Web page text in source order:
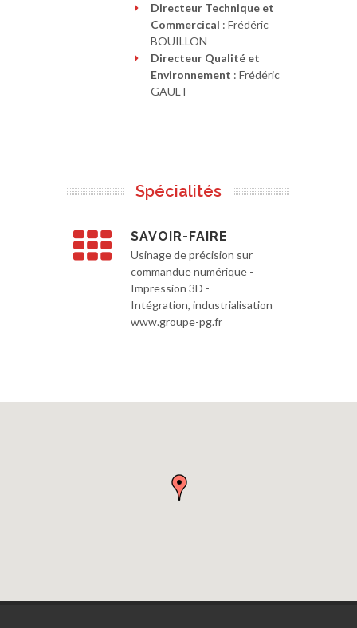
Directeur Technique et
Commercical : Frédéric
BOUILLON
Directeur Qualité et
Environnement : Frédéric
GAULT
Spécialités
SAVOIR-FAIRE
Usinage de précision sur
commandue numérique -
Impression 3D -
Intégration, industrialisation
www.groupe-pg.fr